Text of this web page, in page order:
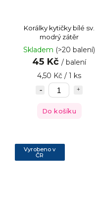
Korálky kytičky bílé sv.
modrý zátěr
Skladem (>20 balení)
45 Kč / balení
4,50 Kč / 1 ks
Do košíku
Vyrobeno v
ČR